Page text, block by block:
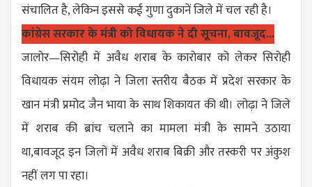
संचालित है, लेकिन इससे कई गुणा दुकानें जिले में चल रही है।
कांग्रेस सरकार के मंत्री को विधायक ने दी सूचना, बावजूद...
जालोर—सिरोही में अवैध शराब के कारोबार को लेकर सिरोही
विधायक संयम लोढ़ा ने जिला स्तरीय बैठक में प्रदेश सरकार के
खान मंत्री प्रमोद जैन भाया के साथ शिकायत की थी। लोढ़ा ने जिले
में शराब की ब्रांच चलाने का मामला मंत्री के सामने उठाया
था,बावजूद इन जिलों में अवैध शराब बिक्री और तस्करी पर अंकुश
नहीं लग पा रहा।